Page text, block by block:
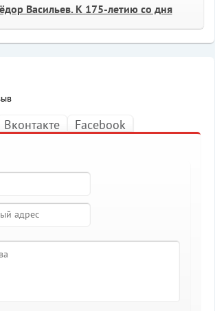
Васильев. К 175-летию со дня
Вконтакте Facebook